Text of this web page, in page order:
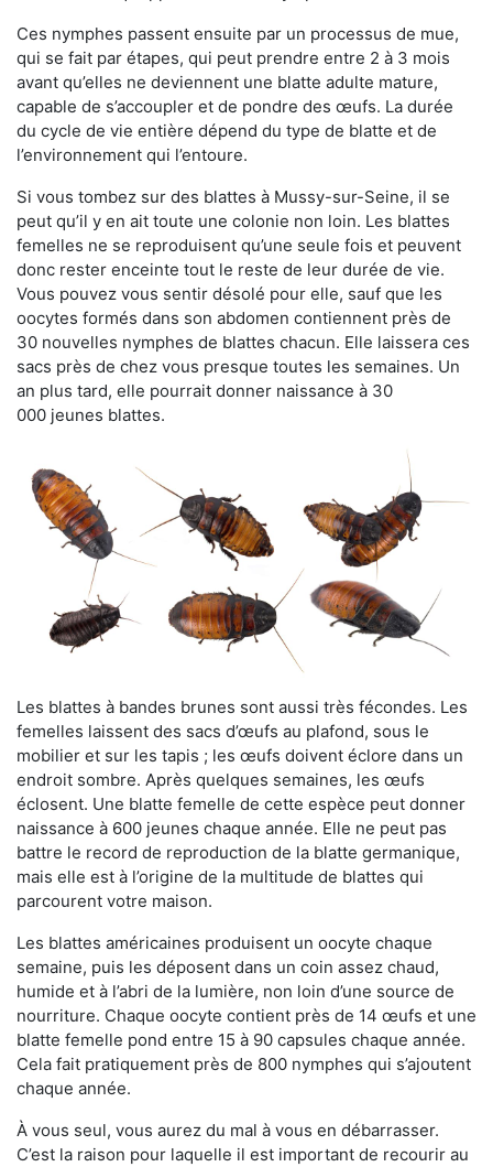
Ces nymphes passent ensuite par un processus de mue,
qui se fait par étapes, qui peut prendre entre 2 à 3 mois
avant qu’elles ne deviennent une blatte adulte mature,
capable de s’accoupler et de pondre des œufs. La durée
du cycle de vie entière dépend du type de blatte et de
l’environnement qui l’entoure.
Si vous tombez sur des blattes à Mussy-sur-Seine, il se
peut qu’il y en ait toute une colonie non loin. Les blattes
femelles ne se reproduisent qu’une seule fois et peuvent
donc rester enceinte tout le reste de leur durée de vie.
Vous pouvez vous sentir désolé pour elle, sauf que les
oocytes formés dans son abdomen contiennent près de
30 nouvelles nymphes de blattes chacun. Elle laissera ces
sacs près de chez vous presque toutes les semaines. Un
an plus tard, elle pourrait donner naissance à 30
000 jeunes blattes.
Les blattes à bandes brunes sont aussi très fécondes. Les
femelles laissent des sacs d’œufs au plafond, sous le
mobilier et sur les tapis ; les œufs doivent éclore dans un
endroit sombre. Après quelques semaines, les œufs
éclosent. Une blatte femelle de cette espèce peut donner
naissance à 600 jeunes chaque année. Elle ne peut pas
battre le record de reproduction de la blatte germanique,
mais elle est à l’origine de la multitude de blattes qui
parcourent votre maison.
Les blattes américaines produisent un oocyte chaque
semaine, puis les déposent dans un coin assez chaud,
humide et à l’abri de la lumière, non loin d’une source de
nourriture. Chaque oocyte contient près de 14 œufs et une
blatte femelle pond entre 15 à 90 capsules chaque année.
Cela fait pratiquement près de 800 nymphes qui s’ajoutent
chaque année.
À vous seul, vous aurez du mal à vous en débarrasser.
C’est la raison pour laquelle il est important de recourir au